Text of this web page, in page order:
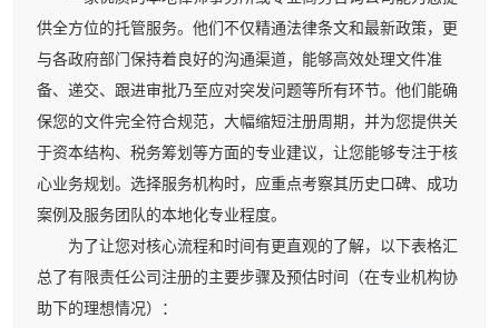
供全方位的托管服务。他们不仅精通法律条文和最新政策，更
与各政府部门保持着良好的沟通渠道，能够高效处理文件准
备、递交、跟进审批乃至应对突发问题等所有环节。他们能确
保您的文件完全符合规范，大幅缩短注册周期，并为您提供关
于资本结构、税务筹划等方面的专业建议，让您能够专注于核
心业务规划。选择服务机构时，应重点考察其历史口碑、成功
案例及服务团队的本地化专业程度。
为了让您对核心流程和时间有更直观的了解，以下表格汇
总了有限责任公司注册的主要步骤及预估时间（在专业机构协
助下的理想情况）：